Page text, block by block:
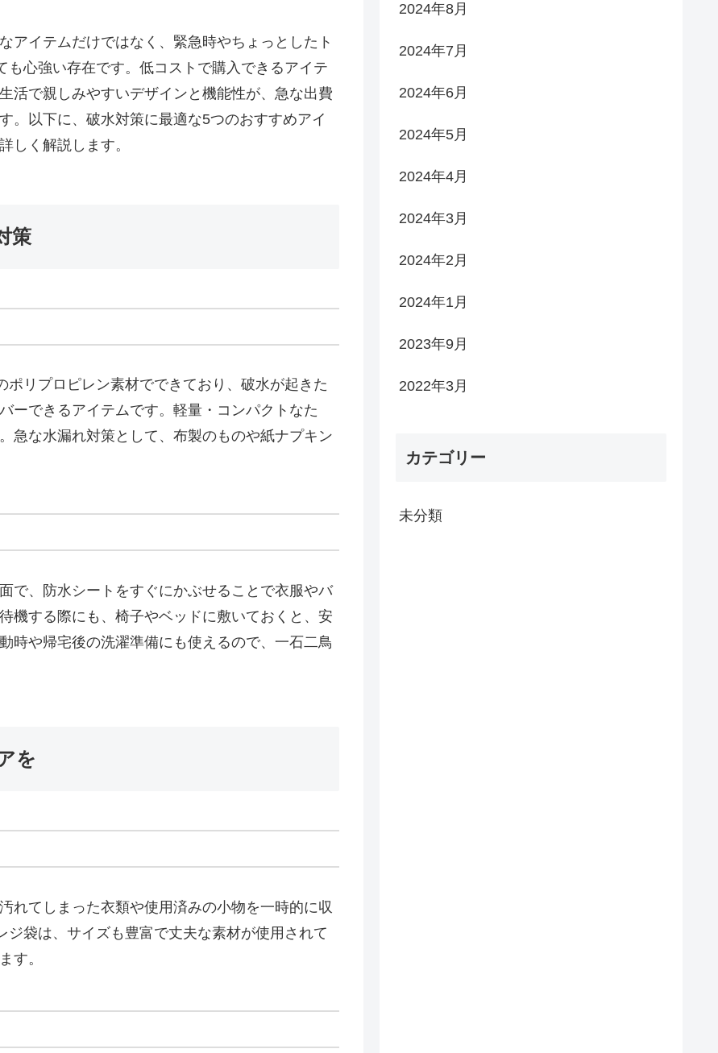
アイテムだけではなく、緊急時やちょっとしたト
心強い存在です。低コストで購入できるアイテ
活で親しみやすいデザインと機能性が、急な出費
。以下に、破水対策に最適な5つのおすすめアイ
しく解説します。
策
リプロピレン素材でできており、破水が起きた
ーできるアイテムです。軽量・コンパクトなた
急な水漏れ対策として、布製のものや紙ナプキン
で、防水シートをすぐにかぶせることで衣服やバ
機する際にも、椅子やベッドに敷いておくと、安
時や帰宅後の洗濯準備にも使えるので、一石二鳥
を
れてしまった衣類や使用済みの小物を一時的に収
袋は、サイズも豊富で丈夫な素材が使用されて
す。
2024年8月
2024年7月
2024年6月
2024年5月
2024年4月
2024年3月
2024年2月
2024年1月
2023年9月
2022年3月
カテゴリー
未分類